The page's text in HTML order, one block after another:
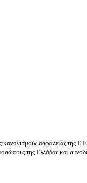
ασφαλείας της Ε.Ε.
της Ελλάδας και